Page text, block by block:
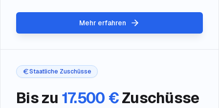
Mehr erfahren
Staatliche Zuschüsse
Bis zu 17.500 €Zuschüsse